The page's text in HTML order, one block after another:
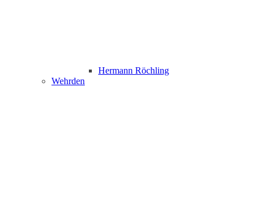
Hermann Röchling
Wehrden